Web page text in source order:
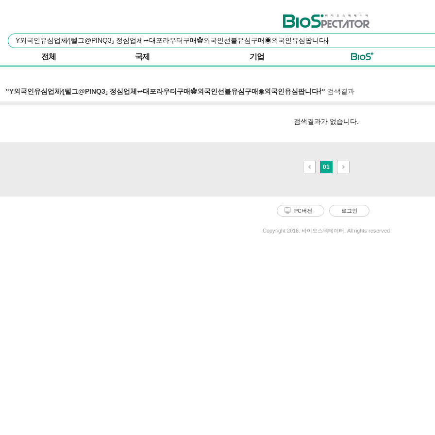
바이오스펙테이터
통
합
색
전체 국제 기업
"Y외국인유심업체∕⦋텔그@PINQ3⸥ 정심업체⥋대포라우터구매✿외국인선불유심구매◉외국인유심팝니다∤" 검색결과
검색결과가 없습니다.
이
전
01
다
음
PC버전 로그인
Copyright 2016. 바이오스펙테이터. All rights reserved